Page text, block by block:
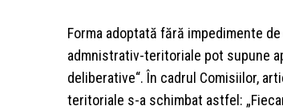
Forma adoptată fără impedimente
admnistrativ-teritoriale pot supune
deliberative“. În cadrul Comisiilor,
teritoriale s-a schimbat astfel: